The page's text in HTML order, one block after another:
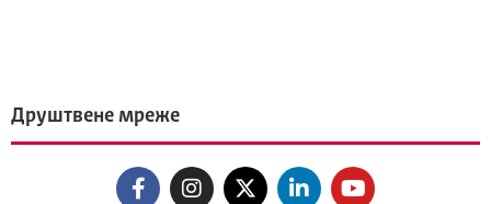
Друштвене мреже